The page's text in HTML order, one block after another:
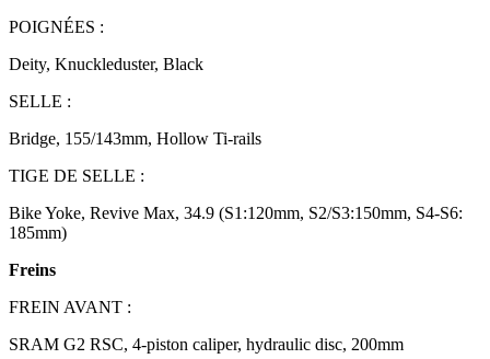
POIGNÉES :
Deity, Knuckleduster, Black
SELLE :
Bridge, 155/143mm, Hollow Ti-rails
TIGE DE SELLE :
Bike Yoke, Revive Max, 34.9 (S1:120mm, S2/S3:150mm, S4-S6:
185mm)
Freins
FREIN AVANT :
SRAM G2 RSC, 4-piston caliper, hydraulic disc, 200mm